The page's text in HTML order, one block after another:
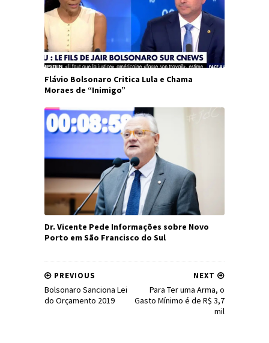
Flávio Bolsonaro Critica Lula e Chama
Moraes de “Inimigo”
Dr. Vicente Pede Informações sobre Novo
Porto em São Francisco do Sul
NEXT
Para Ter uma Arma, o
Gasto Mínimo é de R$ 3,7
mil
PREVIOUS
Bolsonaro Sanciona Lei
do Orçamento 2019